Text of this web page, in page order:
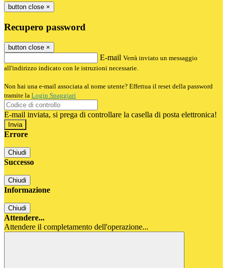
button close ×
Recupero password
button close ×
E-mail Verrà inviato un messaggio
all'indirizzo indicato con le istruzioni necessarie.
Non hai una e-mail associata al nome utente? Effettua il reset della password
tramite la Login Spaggiari
E-mail inviata, si prega di controllare la casella di posta elettronica!
Errore
Chiudi
Successo
Chiudi
Informazione
Chiudi
Attendere...
Attendere il completamento dell'operazione...